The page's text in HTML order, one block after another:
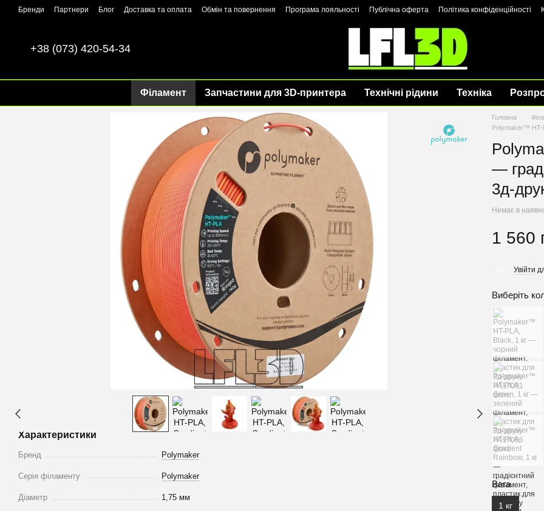
Перейти до основного контенту
Бренди Партнери Блог Доставка та оплата Обмін та повернення Програма лояльності Публічна оферта Політика конфіденційності
+38 (073) 420-54-34
Філамент Запчастини для 3D-принтера Технічні рідини Техніка
Характеристики
Бренд Polymaker
Серія філаменту Polymaker
Діаметр 1,75 мм
Головна
Polymaker™ HT-
—
3д-
Немає в
1 560
Увійти
Виберіть
Вага
1 кг